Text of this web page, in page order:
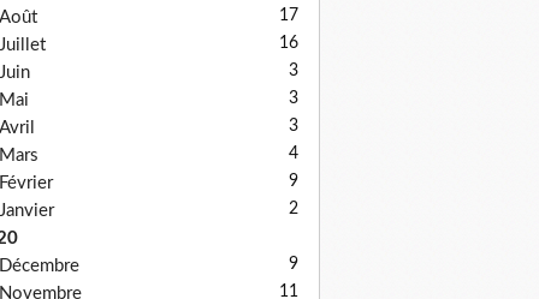
Août 17
Juillet 16
Juin 3
Mai 3
Avril 3
Mars 4
Février 9
Janvier 2
Décembre
9
Novembre 11